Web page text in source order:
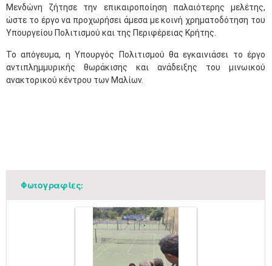
Μενδώνη ζήτησε την επικαιροποίηση παλαιότερης μελέτης,
ώστε το έργο να προχωρήσει άμεσα με κοινή χρηματοδότηση του
Υπουργείου Πολιτισμού και της Περιφέρειας Κρήτης.
Το απόγευμα, η Υπουργός Πολιτισμού θα εγκαινιάσει το έργο
αντιπλημμυρικής θωράκισης και ανάδειξης του μινωικού
ανακτορικού κέντρου των Μαλίων.
Φωτογραφίες: